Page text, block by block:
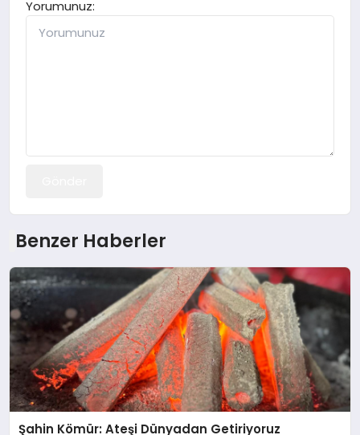
Yorumunuz:
Benzer Haberler
Şahin Kömür: Ateşi Dünyadan Getiriyoruz